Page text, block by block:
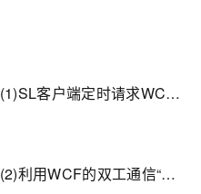
Silverlight与WCF之间的通信(1)SL客户端定时请求WCF服务
Silverlight与WCF之间的通信(2)利用WCF的双工通信“推送”给SL数据